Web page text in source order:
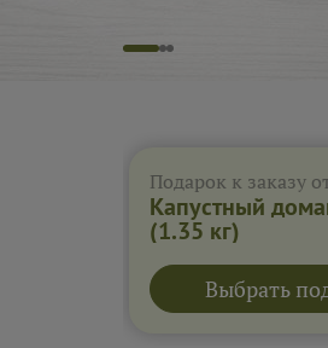
Подарок к заказу
Капустный
(1.35 кг)
Выбрать